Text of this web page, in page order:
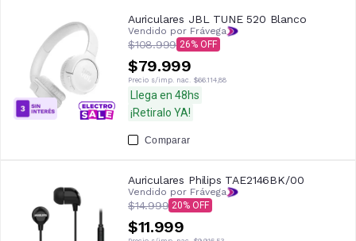
Auriculares JBL TUNE 520 Blanco
Vendido por Frávega
$108.999 26
$79.999
Precio s/imp. nac. $66.114,88
Llega en 48hs
¡Retiralo YA!
Comparar
Auriculares Philips TAE2146BK/00
Vendido por Frávega
$14.999 20
$11.999